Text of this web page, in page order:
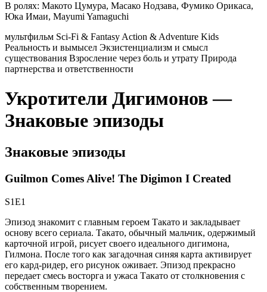
В ролях: Макото Цумура, Масако Нодзава, Фумико Орикаса,
Юка Имаи, Mayumi Yamaguchi
мультфильм Sci-Fi & Fantasy Action & Adventure Kids
Реальность и вымысел Экзистенциализм и смысл
существования Взросление через боль и утрату Природа
партнерства и ответственности
Укротители Дигимонов —
Знаковые эпизоды
Знаковые эпизоды
Guilmon Comes Alive! The Digimon I Created
S1E1
Эпизод знакомит с главным героем Такато и закладывает
основу всего сериала. Такато, обычный мальчик, одержимый
карточной игрой, рисует своего идеального дигимона,
Гилмона. После того как загадочная синяя карта активирует
его кард-ридер, его рисунок оживает. Эпизод прекрасно
передает смесь восторга и ужаса Такато от столкновения с
собственным творением.